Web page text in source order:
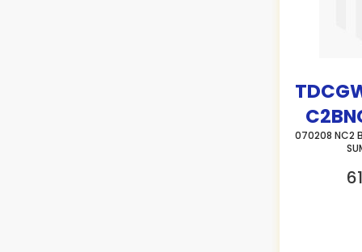
070208 NC2